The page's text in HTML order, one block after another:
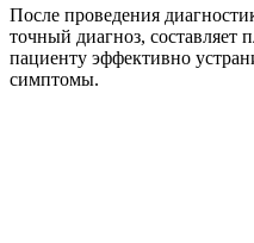
После проведения
точный диагноз, составляет
пациенту эффективно
симптомы.